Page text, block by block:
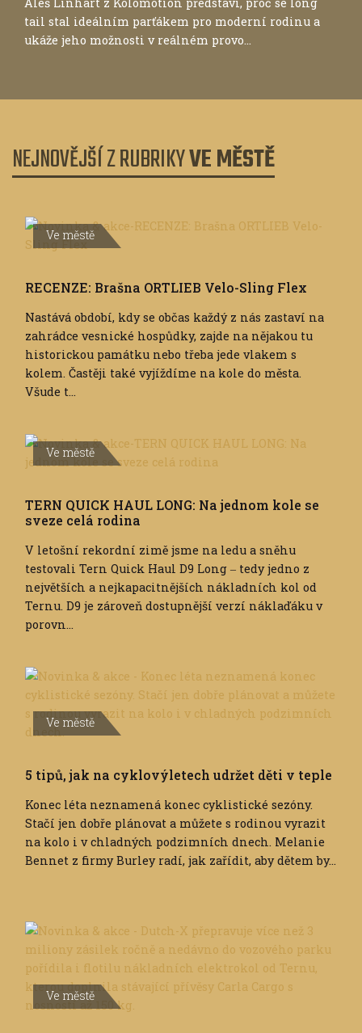
Aleš Linhart z Kolomotion představí, proč se long
tail stal ideálním parťákem pro moderní rodinu a
ukáže jeho možnosti v reálném provo...
NEJNOVĚJŠÍ Z RUBRIKYVE MĚSTĚ
Ve městě
RECENZE: Brašna ORTLIEB Velo-Sling Flex
Nastává období, kdy se občas každý z nás zastaví na
zahrádce vesnické hospůdky, zajde na nějakou tu
historickou památku nebo třeba jede vlakem s
kolem. Častěji také vyjíždíme na kole do města.
Všude t...
Ve městě
TERN QUICK HAUL LONG: Na jednom kole se
sveze celá rodina
V letošní rekordní zimě jsme na ledu a sněhu
testovali Tern Quick Haul D9 Long ‒ tedy jedno z
největších a nejkapacitnějších nákladních kol od
Ternu. D9 je zároveň dostupnější verzí náklaďáku v
porovn...
Ve městě
5 tipů, jak na cyklovýletech udržet děti v teple
Konec léta neznamená konec cyklistické sezóny.
Stačí jen dobře plánovat a můžete s rodinou vyrazit
na kolo i v chladných podzimních dnech. Melanie
Bennet z firmy Burley radí, jak zařídit, aby dětem by...
Ve městě